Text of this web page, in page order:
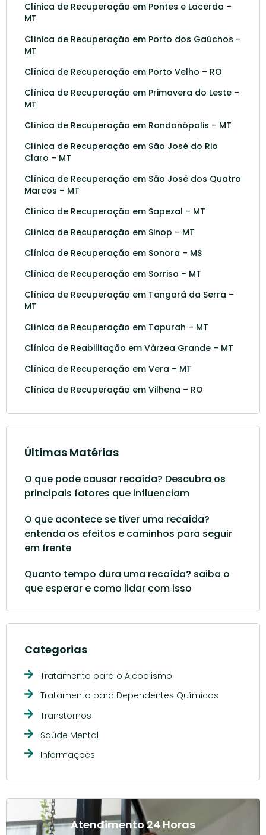
Clínica de Recuperação em Pontes e Lacerda –
MT
Clínica de Recuperação em Porto dos Gaúchos –
MT
Clínica de Recuperação em Porto Velho – RO
Clínica de Recuperação em Primavera do Leste –
MT
Clínica de Recuperação em Rondonópolis – MT
Clínica de Recuperação em São José do Rio
Claro – MT
Clínica de Recuperação em São José dos Quatro
Marcos – MT
Clínica de Recuperação em Sapezal – MT
Clínica de Recuperação em Sinop – MT
Clínica de Recuperação em Sonora – MS
Clínica de Recuperação em Sorriso – MT
Clínica de Recuperação em Tangará da Serra –
MT
Clínica de Recuperação em Tapurah – MT
Clínica de Reabilitação em Várzea Grande – MT
Clínica de Recuperação em Vera – MT
Clínica de Recuperação em Vilhena – RO
Últimas Matérias
O que pode causar recaída? Descubra os
principais fatores que influenciam
O que acontece se tiver uma recaída?
entenda os efeitos e caminhos para seguir
em frente
Quanto tempo dura uma recaída? saiba o
que esperar e como lidar com isso
Categorias
Tratamento para o Alcoolismo
Tratamento para Dependentes Químicos
Transtornos
Saúde Mental
Informações
Atendimento 24 Horas